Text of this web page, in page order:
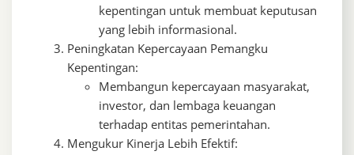
kepentingan untuk membuat keputusan
yang lebih informasional.
Peningkatan Kepercayaan Pemangku
Kepentingan:
Membangun kepercayaan masyarakat,
investor, dan lembaga keuangan
terhadap entitas pemerintahan.
Mengukur Kinerja Lebih Efektif: